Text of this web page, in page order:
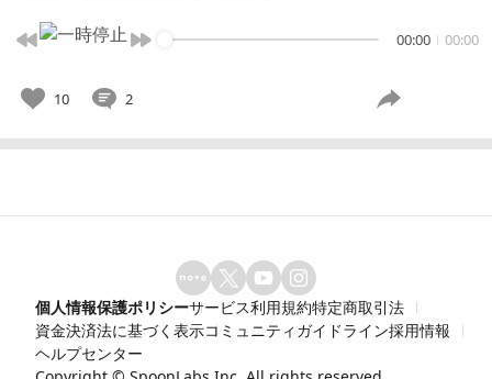
00:00 00:00
10 2
個人情報保護ポリシーサービス利用規約特定商取引法
資金決済法に基づく表示コミュニティガイドライン採用情報
ヘルプセンター